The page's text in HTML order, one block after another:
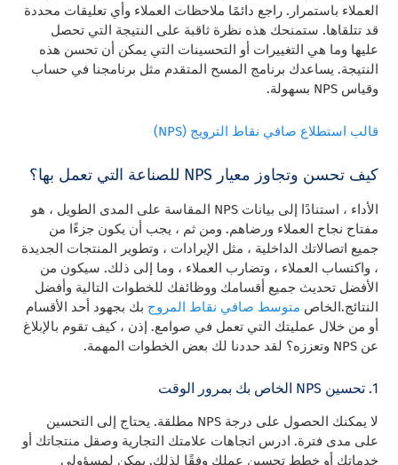
العملاء باستمرار. راجع دائمًا ملاحظات العملاء وأي تعليقات محددة
قد تتلقاها. ستمنحك هذه نظرة ثاقبة على النتيجة التي تحصل
عليها وما هي التغييرات أو التحسينات التي يمكن أن تحسن هذه
النتيجة. يساعدك برنامج المسح المتقدم مثل برنامجنا في حساب
وقياس NPS بسهولة.
قالب استطلاع صافي نقاط الترويج (NPS)
كيف تحسن وتجاوز معيار NPS للصناعة التي تعمل بها؟
الأداء ، استنادًا إلى بيانات NPS المقاسة على المدى الطويل ، هو
مفتاح نجاح العملاء ورضاهم. ومن ثم ، يجب أن يكون جزءًا من
جميع اتصالاتك الداخلية ، مثل الإيرادات ، وتطوير المنتجات الجديدة
، واكتساب العملاء ، وتضارب العملاء ، وما إلى ذلك. سيكون من
الأفضل تحديث جميع أقسامك ووظائفك للخطوات التالية وأفضل
النتائج.الخاص متوسط ​​صافي نقاط المروج بك بجهود أحد الأقسام
أو من خلال عمليتك التي تعمل في صوامع. إذن ، كيف تقوم بالإبلاغ
عن NPS وتعززه؟ لقد حددنا لك بعض الخطوات المهمة.
1. تحسين NPS الخاص بك بمرور الوقت
لا يمكنك الحصول على درجة NPS مطلقة. يحتاج إلى التحسين
على مدى فترة. ادرس اتجاهات علامتك التجارية وصقل منتجاتك أو
خدماتك أو خطط تحسين عملك وفقًا لذلك. يمكن لمسؤولي